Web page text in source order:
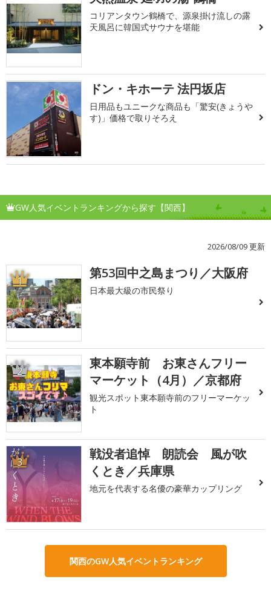
コリアンタウン鶴橋で、源泉掛け流しの露
天風呂に韓国式サウナを堪能
ドン・キホーテ 法円坂店
日用品もユニークな商品も「驚安(きょうや
す)」価格で取りそろえ
GW人気イベントランキングから探す【関西】
2026/08/09 更新
1 第53回中之島まつり／大阪府
日本最大級の市民祭り
2
東本願寺前 お東さんフリー
マーケット（4月）／京都府
観光スポット東本願寺前のフリーマーケッ
ト
3
戦没者追悼 朗読会 風が吹
くとき／兵庫県
地元を代表する名優の豪華カップリング
関西のGW人気イベントランキング